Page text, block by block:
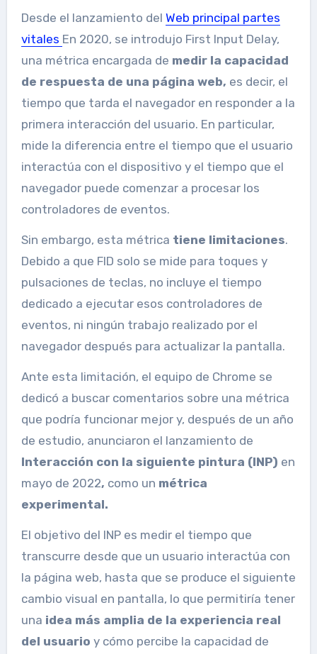
Desde el lanzamiento del Web principal partes
vitales En 2020, se introdujo First Input Delay,
una métrica encargada de medir la capacidad
de respuesta de una página web, es decir, el
tiempo que tarda el navegador en responder a la
primera interacción del usuario. En particular,
mide la diferencia entre el tiempo que el usuario
interactúa con el dispositivo y el tiempo que el
navegador puede comenzar a procesar los
controladores de eventos.
Sin embargo, esta métrica tiene limitaciones.
Debido a que FID solo se mide para toques y
pulsaciones de teclas, no incluye el tiempo
dedicado a ejecutar esos controladores de
eventos, ni ningún trabajo realizado por el
navegador después para actualizar la pantalla.
Ante esta limitación, el equipo de Chrome se
dedicó a buscar comentarios sobre una métrica
que podría funcionar mejor y, después de un año
de estudio, anunciaron el lanzamiento de
Interacción con la siguiente pintura (INP) en
mayo de 2022, como un métrica
experimental.
El objetivo del INP es medir el tiempo que
transcurre desde que un usuario interactúa con
la página web, hasta que se produce el siguiente
cambio visual en pantalla, lo que permitiría tener
una idea más amplia de la experiencia real
del usuario y cómo percibe la capacidad de